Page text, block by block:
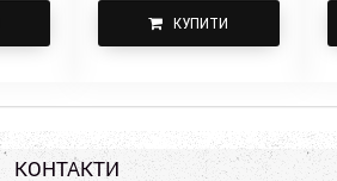
КУПИТИ
КОНТАКТИ